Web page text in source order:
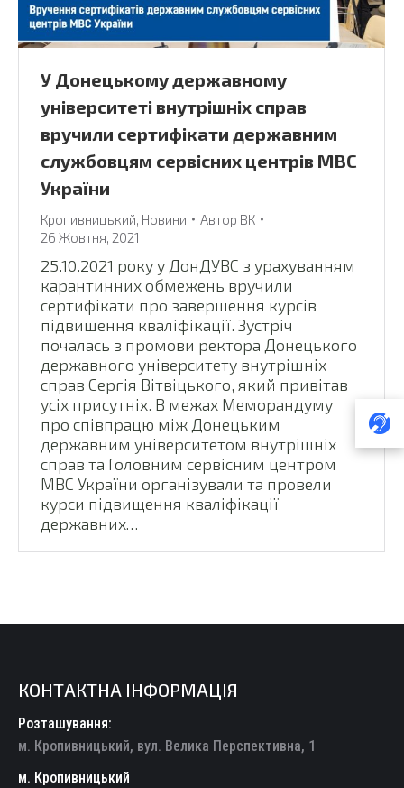
У Донецькому державному
університеті внутрішніх справ
вручили сертифікати державним
службовцям сервісних центрів МВС
України
Кропивницький Новини Автор ВК
26 Жовтня, 2021
25.10.2021 року у ДонДУВС з урахуванням
карантинних обмежень вручили
сертифікати про завершення курсів
підвищення кваліфікації. Зустріч
почалась з промови ректора Донецького
державного університету внутрішніх
справ Сергія Вітвіцького, який привітав
усіх присутніх. В межах Меморандуму
про співпрацю між Донецьким
державним університетом внутрішніх
справ та Головним сервісним центром
МВС України організували та провели
курси підвищення кваліфікації
державних…
КОНТАКТНА ІНФОРМАЦІЯ
Розташування:
м. Кропивницький, вул. Велика Перспективна, 1
м. Кропивницький